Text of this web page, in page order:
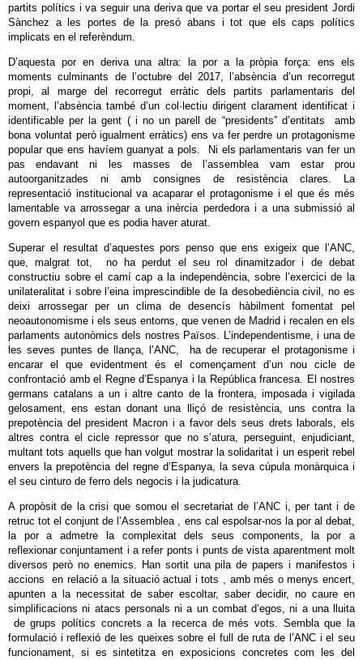
partits polítics i va seguir una deriva que va portar el seu president Jordi
Sànchez a les portes de la presó abans i tot que els caps polítics
implicats en el referèndum.
D’aquesta por en deriva una altra: la por a la pròpia força: ens els
moments culminants de l’octubre del 2017, l’absència d’un recorregut
propi, al marge del recorregut erràtic dels partits parlamentaris del
moment, l’absència també d’un col·lectiu dirigent clarament identificat i
identificable per la gent ( i no un parell de “presidents” d’entitats amb
bona voluntat però igualment erràtics) ens va fer perdre un protagonisme
popular que ens havíem guanyat a pols. Ni els parlamentaris van fer un
pas endavant ni les masses de l’assemblea vam estar prou
autoorganitzades ni amb consignes de resistència clares. La
representació institucional va acaparar el protagonisme i el que és més
lamentable va arrossegar a una inèrcia perdedora i a una submissió al
govern espanyol que es podia haver aturat.
Superar el resultat d’aquestes pors penso que ens exigeix que l’ANC,
que, malgrat tot, no ha perdut el seu rol dinamitzador i de debat
constructiu sobre el camí cap a la independència, sobre l’exercici de la
unilateralitat i sobre l’eina imprescindible de la desobediència civil, no es
deixi arrossegar per un clima de desencís hàbilment fomentat pel
neoautonomisme i els seus entorns, que venen de Madrid i recalen en els
parlaments autonòmics dels nostres Països. L’independentisme, i una de
les seves puntes de llança, l’ANC, ha de recuperar el protagonisme i
encarar el que evidentment és el començament d’un nou cicle de
confrontació amb el Regne d’Espanya i la República francesa. El nostres
germans catalans a un i altre canto de la frontera, imposada i vigilada
gelosament, ens estan donant una lliçó de resistència, uns contra la
prepotència del president Macron i a favor dels seus drets laborals, els
altres contra el cicle repressor que no s’atura, perseguint, enjudiciant,
multant tots aquells que han volgut mostrar la solidaritat i un esperit rebel
envers la prepotència del regne d’Espanya, la seva cúpula monàrquica i
el seu cinturo de ferro dels negocis i la judicatura.
A propòsit de la crisi que somou el secretariat de l’ANC i, per tant i de
retruc tot el conjunt de l’Assemblea , ens cal espolsar-nos la por al debat,
la por a admetre la complexitat dels seus components, la por a
reflexionar conjuntament i a refer ponts i punts de vista aparentment molt
diversos però no enemics. Han sortit una pila de papers i manifestos i
accions en relació a la situació actual i tots , amb més o menys encert,
apunten a la necessitat de saber escoltar, saber decidir, no caure en
simplificacions ni atacs personals ni a un combat d’egos, ni a una lluita
de grups polítics concrets a la recerca de més vots. Sembla que la
formulació i reflexió de les queixes sobre el full de ruta de l’ANC i el seu
funcionament, si es sintetitza en exposicions concretes com les del